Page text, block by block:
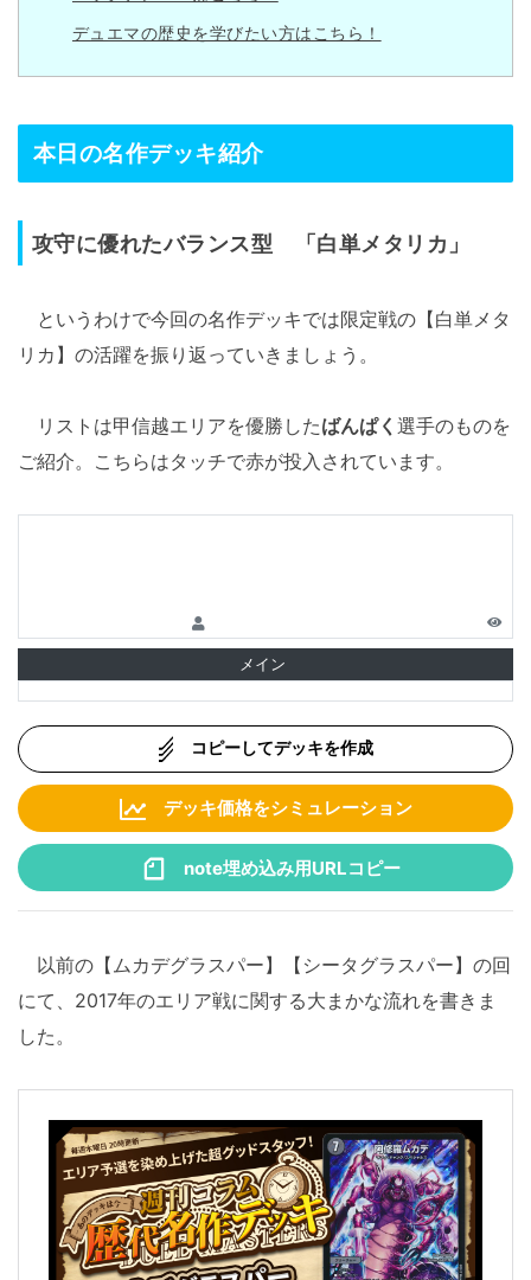
デュエマの歴史を学びたい方はこちら！
本日の名作デッキ紹介
攻守に優れたバランス型 「白単メタリカ」
というわけで今回の名作デッキでは限定戦の【白単メタ
リカ】の活躍を振り返っていきましょう。
リストは甲信越エリアを優勝したばんぱく 選手のものを
ご紹介。こちらはタッチで赤が投入されています。
メイン
コピーしてデッキを作成
デッキ価格をシミュレーション
note埋め込み用URLコピー
以前の【ムカデグラスパー】【シータグラスパー】の回
にて、2017年のエリア戦に関する大まかな流れを書きま
した。